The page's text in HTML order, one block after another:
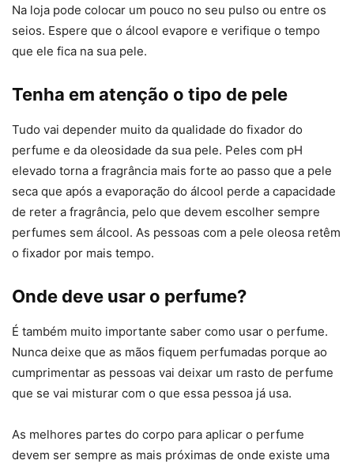
Na loja pode colocar um pouco no seu pulso ou entre os
seios. Espere que o álcool evapore e verifique o tempo
que ele fica na sua pele.
Tenha em atenção o tipo de pele
Tudo vai depender muito da qualidade do fixador do
perfume e da oleosidade da sua pele. Peles com pH
elevado torna a fragrância mais forte ao passo que a pele
seca que após a evaporação do álcool perde a capacidade
de reter a fragrância, pelo que devem escolher sempre
perfumes sem álcool. As pessoas com a pele oleosa retêm
o fixador por mais tempo.
Onde deve usar o perfume?
É também muito importante saber como usar o perfume.
Nunca deixe que as mãos fiquem perfumadas porque ao
cumprimentar as pessoas vai deixar um rasto de perfume
que se vai misturar com o que essa pessoa já usa.
As melhores partes do corpo para aplicar o perfume
devem ser sempre as mais próximas de onde existe uma